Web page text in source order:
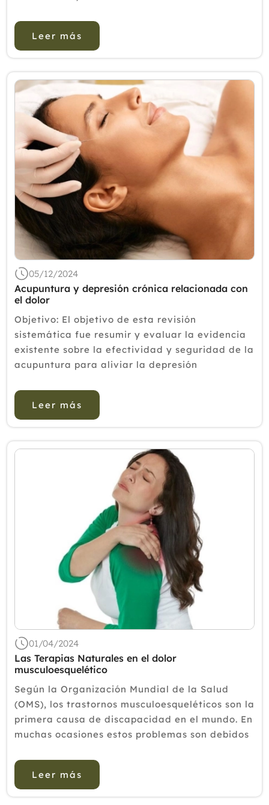
Leer más
05/12/2024
Acupuntura y depresión crónica relacionada con
el dolor
Objetivo: El objetivo de esta revisión
sistemática fue resumir y evaluar la evidencia
existente sobre la efectividad y seguridad de la
acupuntura para aliviar la depresión
Métodos: Se realizaron búsqued...
Leer más
01/04/2024
Las Terapias Naturales en el dolor
musculoesquelético
Según la Organización Mundial de la Salud
(OMS), los trastornos musculoesqueléticos son la
primera causa de discapacidad en el mundo. En
muchas ocasiones estos problemas son debidos
hábitos poco saludables, como el seden...
Leer más